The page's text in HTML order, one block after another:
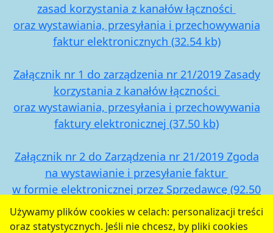
Używamy plików cookies w celach: personalizacji treści
oraz statystycznych. Jeśli nie chcesz, by pliki cookies
zasad korzystania z kanałów łączności
oraz wystawiania, przesyłania i przechowywania
faktur elektronicznych (32.54 kb)
Załącznik nr 1 do zarządzenia nr 21/2019 Zasady
korzystania z kanałów łączności
oraz wystawiania, przesyłania i przechowywania
faktury elektronicznej (37.50 kb)
Załącznik nr 2 do Zarządzenia nr 21/2019 Zgoda
na wystawianie i przesyłanie faktur
w formie elektronicznej przez Sprzedawcę (92.50